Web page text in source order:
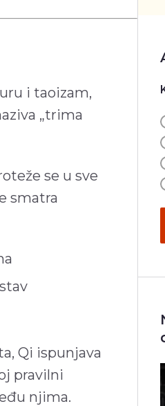
i taoizam,
„trima
se u sve
smatra
Qi ispunjava
pravilni
njima.